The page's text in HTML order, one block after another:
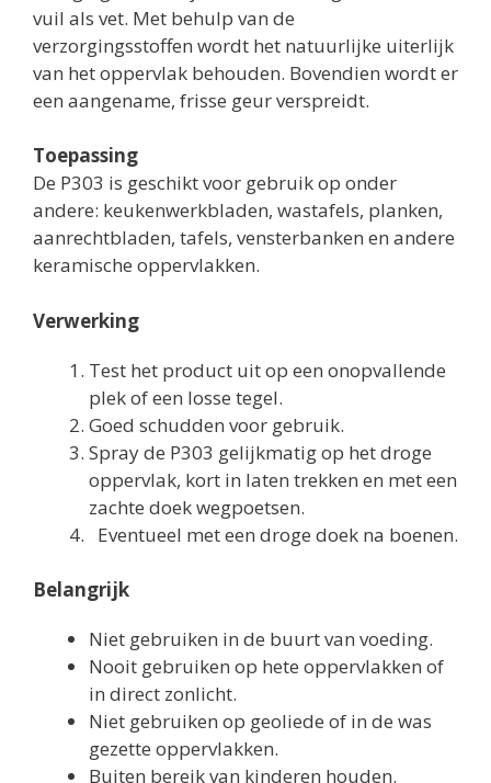
vuil als vet. Met behulp van de
verzorgingsstoffen wordt het natuurlijke uiterlijk
van het oppervlak behouden. Bovendien wordt er
een aangename, frisse geur verspreidt.
Toepassing
De P303 is geschikt voor gebruik op onder
andere: keukenwerkbladen, wastafels, planken,
aanrechtbladen, tafels, vensterbanken en andere
keramische oppervlakken.
Verwerking
Test het product uit op een onopvallende
plek of een losse tegel.
Goed schudden voor gebruik.
Spray de P303 gelijkmatig op het droge
oppervlak, kort in laten trekken en met een
zachte doek wegpoetsen.
Eventueel met een droge doek na boenen.
Belangrijk
Niet gebruiken in de buurt van voeding.
Nooit gebruiken op hete oppervlakken of
in direct zonlicht.
Niet gebruiken op geoliede of in de was
gezette oppervlakken.
Buiten bereik van kinderen houden.